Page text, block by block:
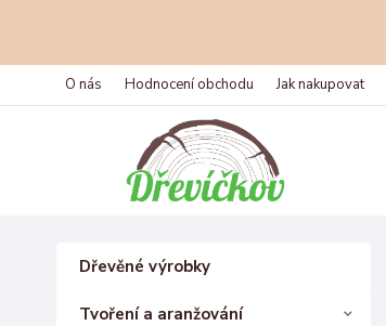
O nás Hodnocení obchodu Jak nakupovat
Dřevěné výrobky
Tvoření a aranžování